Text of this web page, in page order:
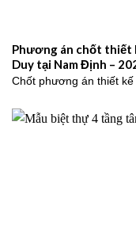
Phương án chốt thiết
Duy tại Nam Định –
Chốt phương án thiết